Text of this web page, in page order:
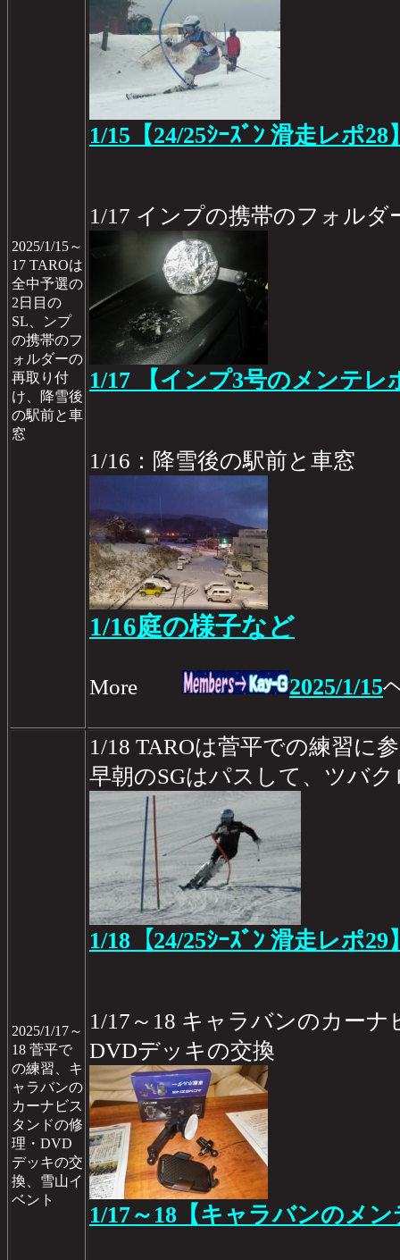
2025/1/15～
17 TAROは
全中予選の
2日目の
SL、ンプ
の携帯のフ
ォルダーの
再取り付
け、降雪後
の駅前と車
窓
1/15【24/25ｼｰｽﾞﾝ 滑走レポ28
1/17 インプの携帯のフォルダ
1/17 【インプ3号のメンテレ
1/16：降雪後の駅前と車窓
1/16庭の様子など
More 2025/1/15
2025/1/17～
18 菅平で
の練習、キ
ャラバンの
カーナビス
タンドの修
理・DVD
デッキの交
換、雪山イ
ベント
1/18 TAROは菅平での練習に
早朝のSGはパスして、ツバ
1/18【24/25ｼｰｽﾞﾝ 滑走レポ29
1/17～18 キャラバンのカー
DVDデッキの交換
1/17～18【キャラバンのメン